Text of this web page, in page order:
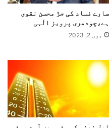
سارے فساد کی جڑ محسن نقوی
ہے،چودھری پرویز الٰہی
جون 2, 2023